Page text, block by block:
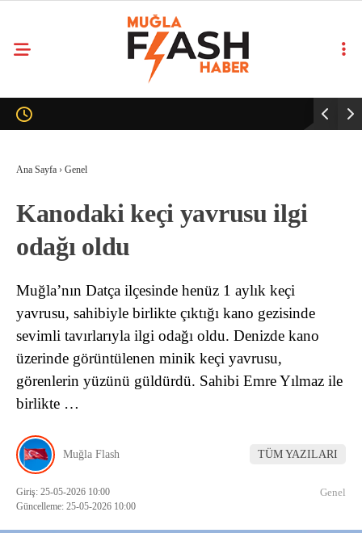
Ana Sayfa › Genel
Kanodaki keçi yavrusu ilgi
odağı oldu
Muğla’nın Datça ilçesinde henüz 1 aylık keçi
yavrusu, sahibiyle birlikte çıktığı kano gezisinde
sevimli tavırlarıyla ilgi odağı oldu. Denizde kano
üzerinde görüntülenen minik keçi yavrusu,
görenlerin yüzünü güldürdü. Sahibi Emre Yılmaz ile
birlikte …
Muğla Flash TÜM YAZILARI
Giriş: 25-05-2026 10:00
Güncelleme: 25-05-2026 10:00
Genel